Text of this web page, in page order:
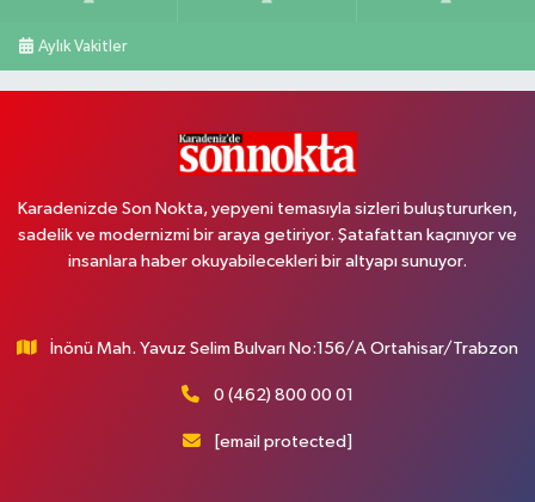
Aylık Vakitler
Karadenizde Son Nokta, yepyeni temasıyla sizleri buluştururken,
sadelik ve modernizmi bir araya getiriyor. Şatafattan kaçınıyor ve
insanlara haber okuyabilecekleri bir altyapı sunuyor.
İnönü Mah. Yavuz Selim Bulvarı No:156/A Ortahisar/Trabzon
0 (462) 800 00 01
[email protected]